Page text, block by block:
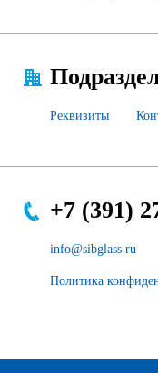
Реквизиты
+7 (391)
info@sibglass.ru
Политика